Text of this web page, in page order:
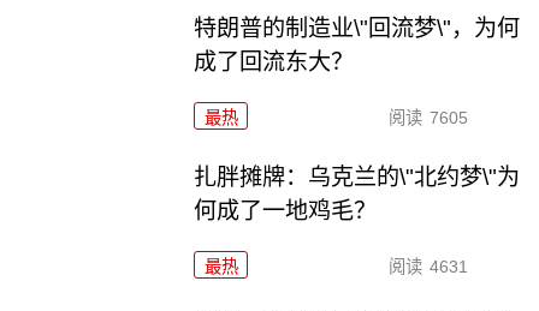
特朗普的制造业\"回流梦\"，为何
成了回流东大？
最热 阅读 7605
扎胖摊牌：乌克兰的\"北约梦\"为
何成了一地鸡毛？
最热 阅读 4631